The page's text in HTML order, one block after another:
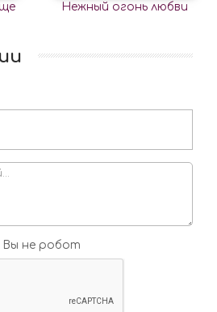
Нежный огонь любви
Вы не робот